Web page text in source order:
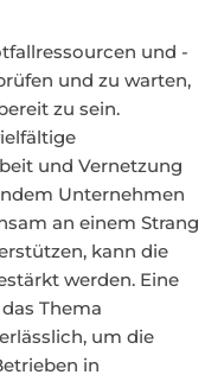
und -
und zu warten,
zu sein.
und Vernetzung
Unternehmen
an einem Strang
kann die
werden. Eine
Thema
um die
in